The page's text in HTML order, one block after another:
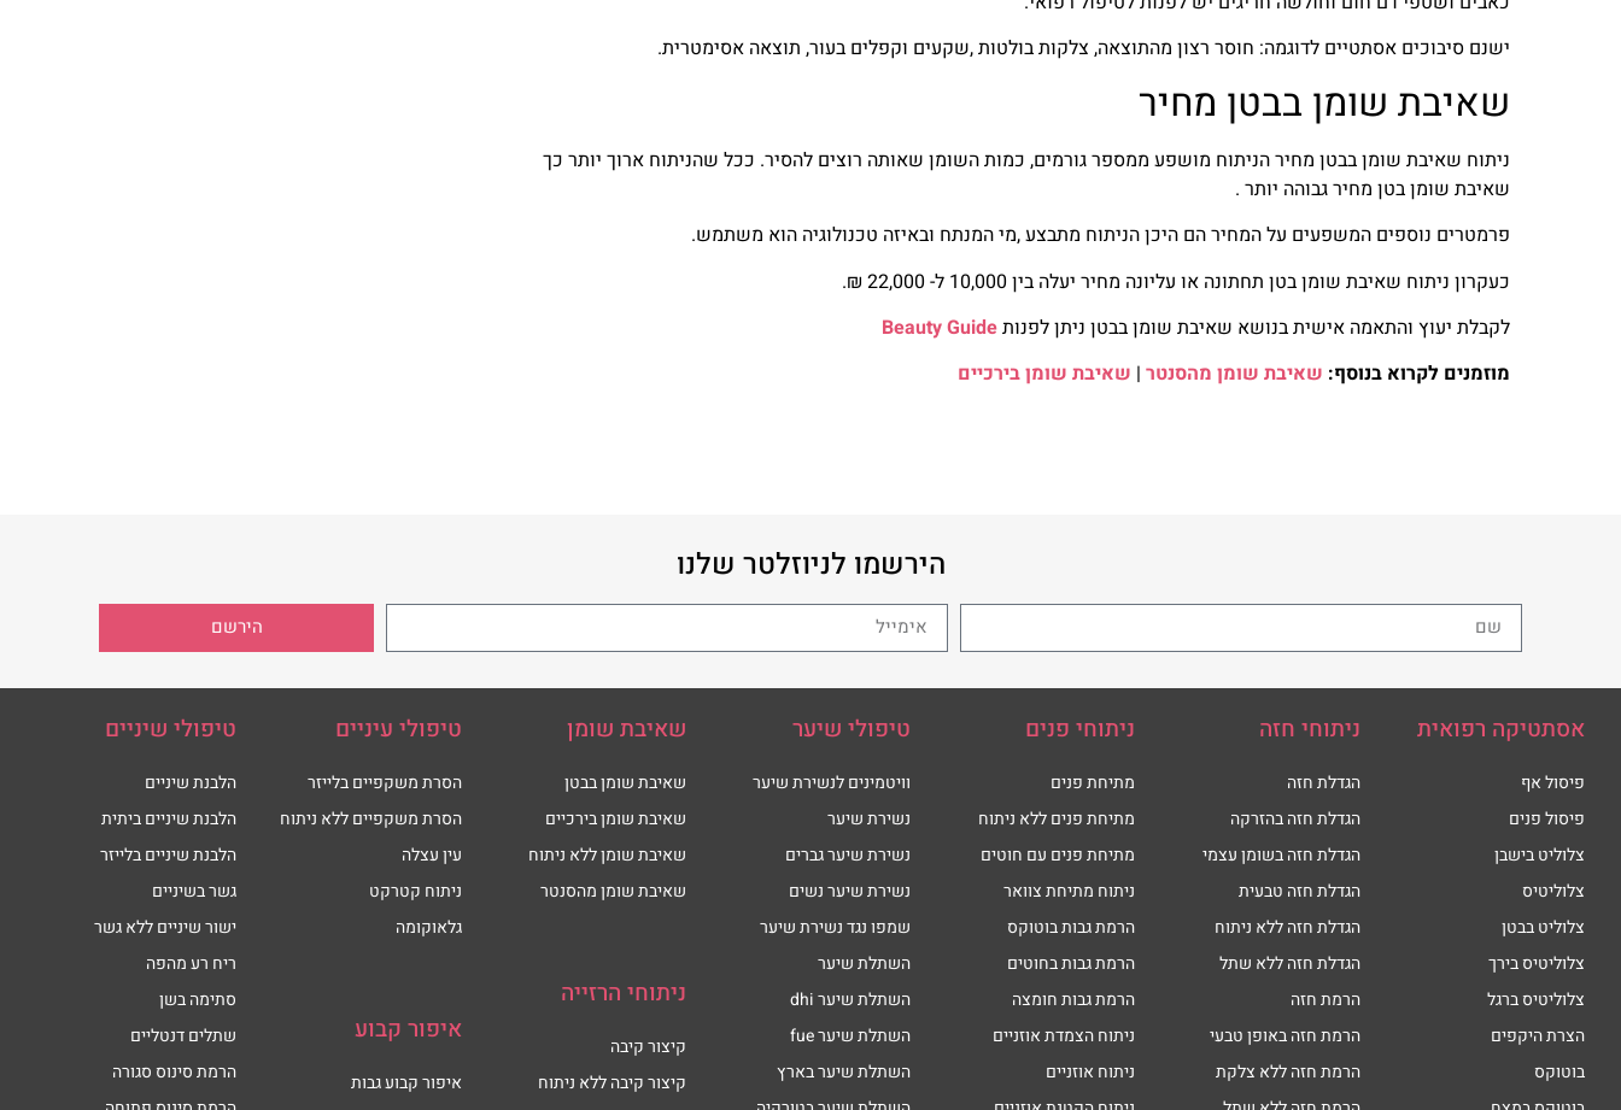
ישנם סיבוכים אסתטיים לדוגמה: חוסר רצון מהתוצאה, צלקות בולטות ,שקעים וקפלים בעור, תוצאה אסימטרית.
שאיבת שומן בבטן מחיר
ניתוח שאיבת שומן בבטן מחיר הניתוח מושפע ממספר גורמים, כמות השומן שאותה רוצים להסיר. ככל שהניתוח ארוך יותר כך
שאיבת שומן בטן מחיר גבוהה יותר .
פרמטרים נוספים המשפעים על המחיר הם היכן הניתוח מתבצע ,מי המנתח ובאיזה טכנולוגיה הוא משתמש.
כעקרון ניתוח שאיבת שומן בטן תחתונה או עליונה מחיר יעלה בין 10,000 ל- 22,000 ₪.
לקבלת יעוץ והתאמה אישית בנושא שאיבת שומן בבטן ניתן לפנותBeauty Guide
מוזמנים לקרוא בנוסף: שאיבת שומן מהסנטר | שאיבת שומן בירכיים
הירשמו לניוזלטר שלנו
הירשם
אסתטיקה רפואית
פיסול אף
פיסול פנים
צלוליט בישבן
צלוליטיס
צלוליט בבטן
צלוליטיס בירך
צלוליטיס ברגל
הצרת היקפים
בוטוקס
ניתוחי חזה
הגדלת חזה
הגדלת חזה בהזרקה
הגדלת חזה בשומן עצמי
הגדלת חזה טבעית
הגדלת חזה ללא ניתוח
הגדלת חזה ללא שתל
הרמת חזה
הרמת חזה באופן טבעי
הרמת חזה ללא צלקת
ניתוחי פנים
מתיחת פנים
מתיחת פנים ללא ניתוח
מתיחת פנים עם חוטים
ניתוח מתיחת צוואר
הרמת גבות בוטוקס
הרמת גבות בחוטים
הרמת גבות חומצה
ניתוח הצמדת אוזניים
ניתוח אוזניים
טיפולי שיער
וויטמינים לנשירת שיער
נשירת שיער
נשירת שיער גברים
נשירת שיער נשים
שמפו נגד נשירת שיער
השתלת שיער
השתלת שיער dhi
השתלת שיער fue
השתלת שיער בארץ
שאיבת שומן
שאיבת שומן בבטן
שאיבת שומן בירכיים
שאיבת שומן ללא ניתוח
שאיבת שומן מהסנטר
ניתוחי הרזייה
קיצור קיבה
קיצור קיבה ללא ניתוח
טיפולי עיניים
הסרת משקפיים בלייזר
הסרת משקפיים ללא ניתוח
עין עצלה
ניתוח קטרקט
גלאוקומה
איפור קבוע
איפור קבוע גבות
טיפולי שיניים
הלבנת שיניים
הלבנת שיניים ביתית
הלבנת שיניים בלייזר
גשר בשיניים
ישור שיניים ללא גשר
ריח רע מהפה
סתימה בשן
שתלים דנטליים
הרמת סינוס סגורה